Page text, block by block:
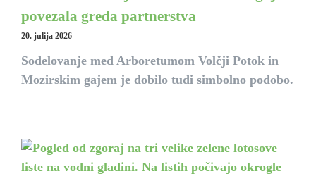
povezala greda partnerstva
20. julija 2026
Sodelovanje med Arboretumom Volčji Potok in
Mozirskim gajem je dobilo tudi simbolno podobo.